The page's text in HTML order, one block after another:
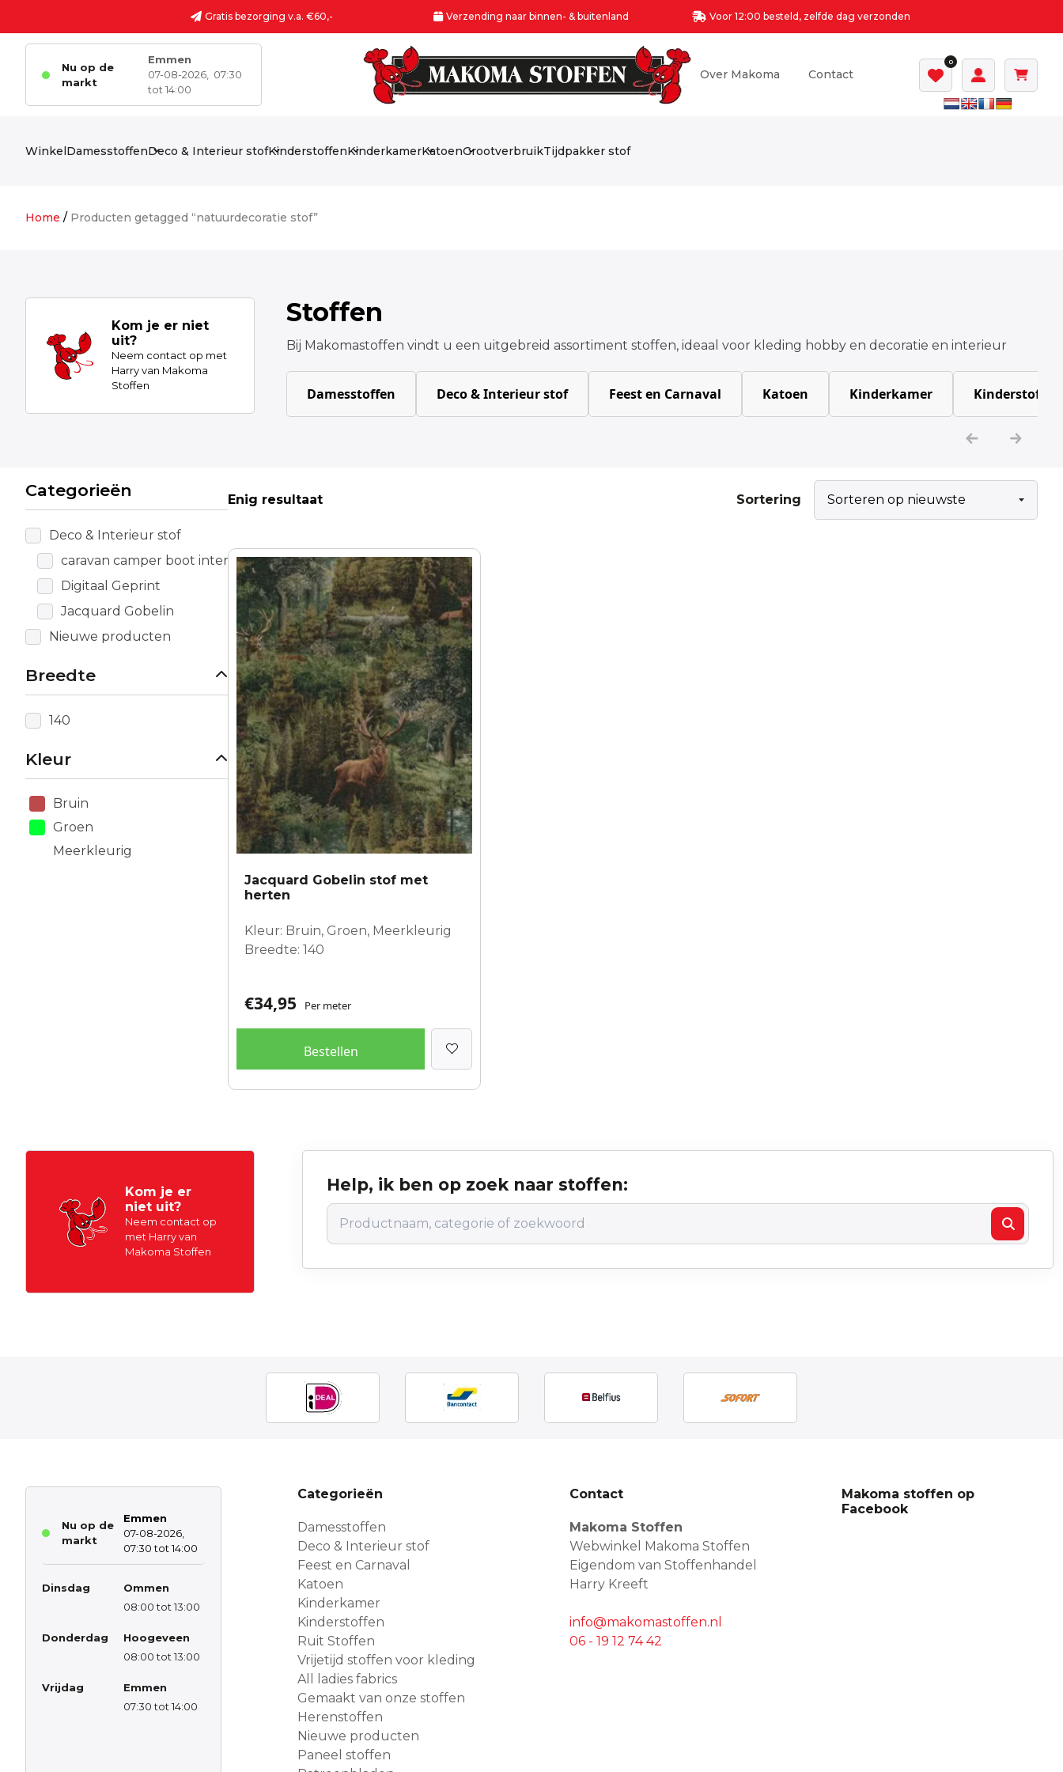
Gratis bezorging v.a. €60,- Verzending naar binnen- & buitenland Voor 12:00 besteld, zelfde dag verzonden
Nu op de
markt
Emmen
07-08-2026,
07:30
tot 14:00
Over Makoma Contact
0
WinkelDamesstoffenDeco & Interieur stofKinderstoffenKinderkamerKatoenGrootverbruikTijdpakker stof
Home / Producten getagged “natuurdecoratie stof”
Kom je er niet
uit?
Neem contact op met
Harry van Makoma
Stoffen
Stoffen
Bij Makomastoffen vindt u een uitgebreid assortiment stoffen, ideaal voor kleding hobby en decoratie en interieur
Damesstoffen Deco & Interieur stof Feest en Carnaval Katoen Kinderkamer Kinderstoffen
Categorieën
Deco & Interieur stof
caravan camper boot interieur
Digitaal Geprint
Jacquard Gobelin
Nieuwe producten
Breedte
140
Kleur
Bruin
Groen
Meerkleurig
Enig resultaat Sortering
Jacquard Gobelin stof met
herten
Kleur: Bruin, Groen, Meerkleurig
Breedte: 140
€34,95 Per meter
Bestellen
Kom je er
niet uit?
Neem contact op
met Harry van
Makoma Stoffen
Help, ik ben op zoek naar stoffen:
Nu op de
markt
Emmen
07-08-2026,
07:30 tot 14:00
Dinsdag
Ommen
08:00 tot 13:00
Donderdag
Hoogeveen
08:00 tot 13:00
Vrijdag
Emmen
07:30 tot 14:00
Categorieën
Damesstoffen
Deco & Interieur stof
Feest en Carnaval
Katoen
Kinderkamer
Kinderstoffen
Ruit Stoffen
Vrijetijd stoffen voor kleding
All ladies fabrics
Gemaakt van onze stoffen
Herenstoffen
Nieuwe producten
Paneel stoffen
Contact
Makoma Stoffen
Webwinkel Makoma Stoffen
Eigendom van Stoffenhandel
Harry Kreeft
info@makomastoffen.nl
06 - 19 12 74 42
Makoma stoffen op
Facebook